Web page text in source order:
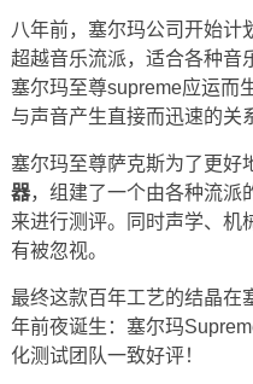
八年前，塞尔玛公司开始计
超越音乐流派，适合各种音
塞尔玛至尊supreme应运而
与声音产生直接而迅速的关
塞尔玛至尊萨克斯为了更好
器，组建了一个由各种流派
来进行测评。同时声学、机
有被忽视。
最终这款百年工艺的结晶在
年前夜诞生：塞尔玛
化测试团队一致好评！